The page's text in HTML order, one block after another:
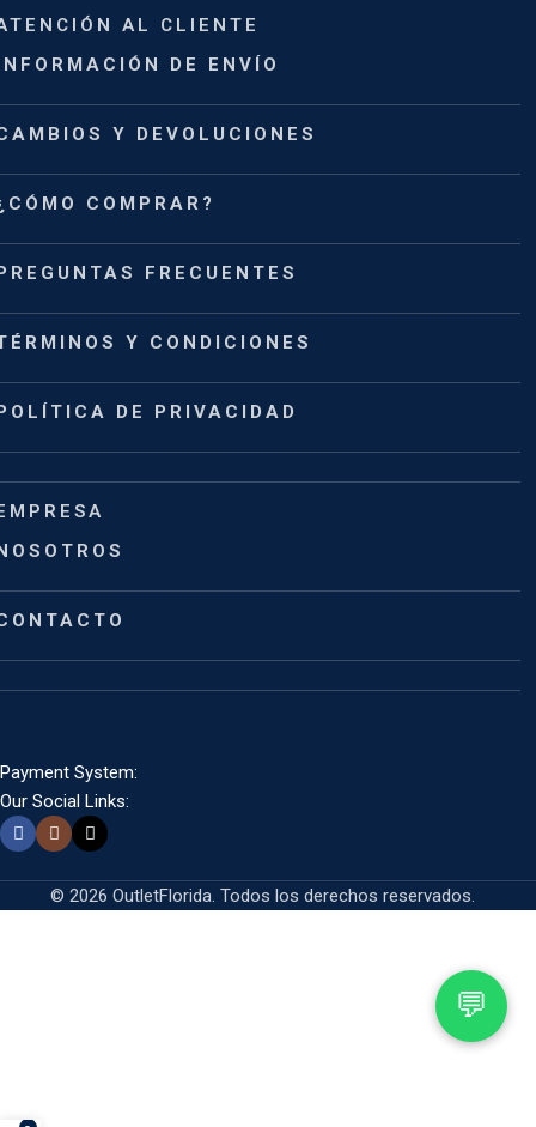
AL CLIENTE
DE ENVÍO
Y DEVOLUCIONES
COMPRAR?
FRECUENTES
Y CONDICIONES
DE PRIVACIDAD
Payment System:
Our Social Links:
© 2026 OutletFlorida. Todos los derechos reservados.
💬